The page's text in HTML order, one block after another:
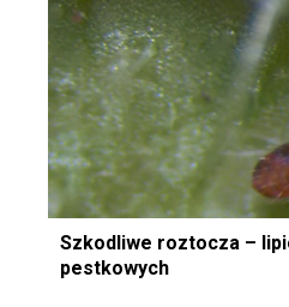
Szkodliwe roztocza –
pestkowych